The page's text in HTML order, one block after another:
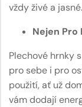
vždy živé a jasné.
Nejen Pro
Plechové hrnky
pro sebe i pro
použití, ať už
vám dodají